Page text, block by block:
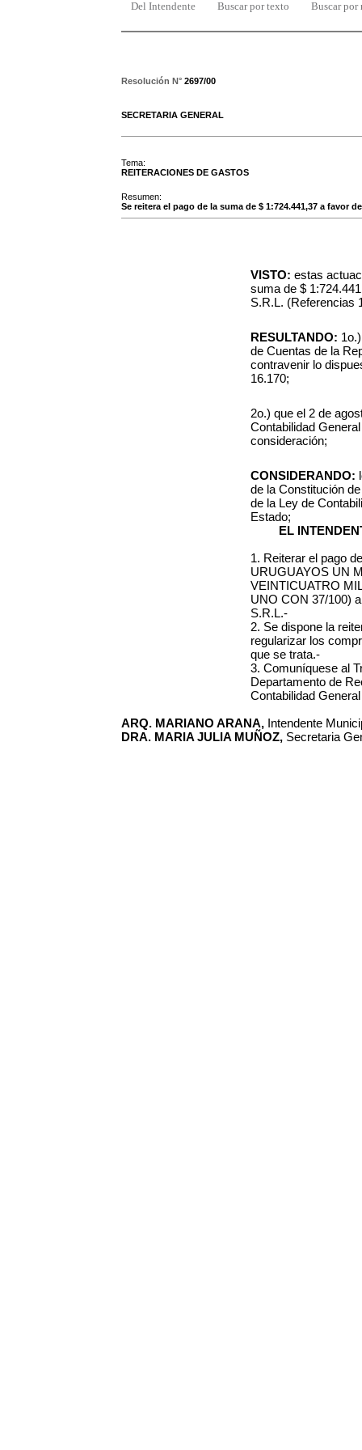
Del Intendente Buscar por texto Buscar por
Resolución N° 2697/00
SECRETARIA GENERAL
Tema:
REITERACIONES DE GASTOS
Resumen:
Se reitera el pago de la suma de $ 1:724.441,37 a favor
VISTO: estas
suma de $
S.R.L. (Referencias
RESULTANDO:
de Cuentas de la
contravenir lo
16.170;
2o.) que el 2 de
Contabilidad
consideración;
CONSIDERANDO:
de la Constitución
de la Ley de
Estado;
EL
1. Reiterar el pago
URUGUAYOS UN
VEINTICUATRO
UNO CON 37/100)
S.R.L.-
2. Se dispone la
regularizar los
que se trata.-
3. Comuníquese al
Departamento de
Contabilidad
ARQ. MARIANO ARANA, Intendente
DRA. MARIA JULIA MUÑOZ, Secretaria